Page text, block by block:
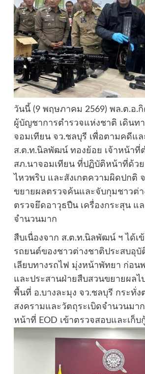
วันนี้ (9 พฤษภาคม 2569) พล.ต.อ.
ผู้บัญชาการตำรวจแห่งชาติ เดินท
จอมเทียน จว.ชลบุรี เพื่อตามคดีแ
ส.ต.ท.นิลพัฒน์ ทองย้อย เจ้าหน้าที่
สภ.นาจอมเทียน ที่ปฏิบัติหน้าที่ด้ว
ไหวพริบ และสังเกตความผิดปกติ
ขยายผลตรวจค้นและจับกุมชาวต่
ตรวจยึดอาวุธปืน เครื่องกระสุน แ
จำนวนมาก
สืบเนื่องจาก ส.ต.ท.นิลพัฒน์ ฯ ได้เ
รถยนต์ของชาวต่างชาติประสบอุบั
เลียบทางรถไฟ มุ่งหน้าพัทยา ก่อน
และประสานฝ่ายสืบสวนขยายผลไ
พื้นที่ อ.บางละมุง จว.ชลบุรี กระทั่ง
สงครามและวัตถุระเบิดจำนวนมา
หน้าที่ EOD เข้าตรวจสอบและเก็